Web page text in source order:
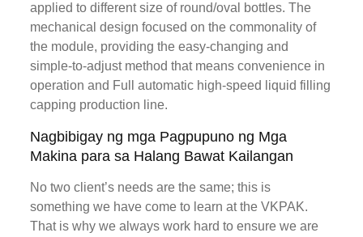
applied to different size of round/oval bottles. The
mechanical design focused on the commonality of
the module, providing the easy-changing and
simple-to-adjust method that means convenience in
operation and Full automatic high-speed liquid filling
capping production line.
Nagbibigay ng mga Pagpupuno ng Mga
Makina para sa Halang Bawat Kailangan
No two client’s needs are the same; this is
something we have come to learn at the VKPAK.
That is why we always work hard to ensure we are